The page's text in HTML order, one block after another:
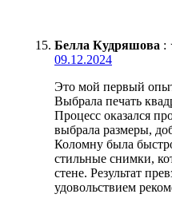
Белла Кудряшова :
09.12.2024
Это мой первый
Выбрала печать
Процесс оказался
выбрала размеры,
Коломну была
стильные снимки,
стене. Результат
удовольствием